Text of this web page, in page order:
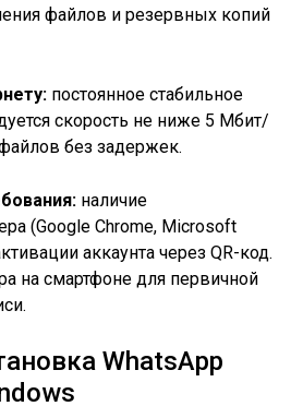
файлов и резервных копий
постоянное стабильное
скорость не ниже 5 Мбит/
без задержек.
наличие
(Google Chrome, Microsoft
аккаунта через QR-код.
на смартфоне для первичной
WhatsApp